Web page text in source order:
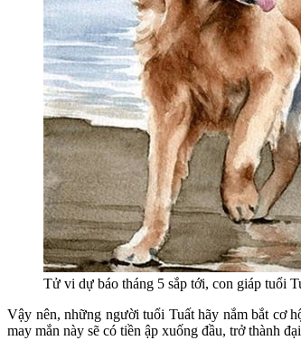
Tử vi dự báo tháng 5 sắp tới, con giáp tuổi
Vậy nên, những người tuổi Tuất hãy nắm bắt cơ
may mắn này sẽ có tiền ập xuống đầu, trở thành